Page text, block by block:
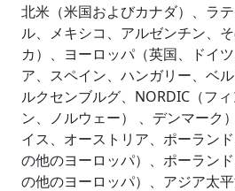
北米（米国およびカナダ）、ラ
ル、メキシコ、アルゼンチン、
カ）、ヨーロッパ（英国、ドイ
ア、スペイン、ハンガリー、ベ
ルクセンブルグ、NORDIC（フ
ン、ノルウェー） 、デンマーク
イス、オーストリア、ポーラン
の他のヨーロッパ）、ポーラン
の他のヨーロッパ）、アジア太